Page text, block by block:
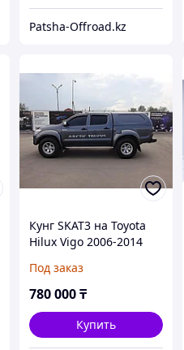
Patsha-Offroad.kz
Кунг SKAT3 на Toyota
Hilux Vigo 2006-2014
Под заказ
780 000 ₸
Купить